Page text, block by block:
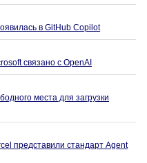
в GitHub Copilot
связано с OpenAI
места для загрузки
представили стандарт Agent